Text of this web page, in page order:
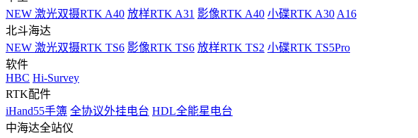
NEW 激光双摄RTK A40 放样RTK A31 影像RTK A40 小碟RTK A30 A16
北斗海达
NEW 激光双摄RTK TS6 影像RTK TS6 放样RTK TS2 小碟RTK TS5Pro
软件
HBC Hi-Survey
RTK配件
iHand55手簿 全协议外挂电台 HDL全能星电台
中海达全站仪